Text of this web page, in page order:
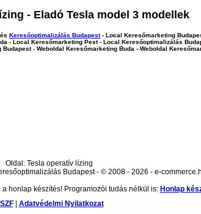
- Eladó Tesla model 3 modellek
Keresőoptimalizálás Budapest- Local Keresőmarketing
- Local Keresőmarketing Pest - Local Keresőoptimalizálás
- Weboldal Keresőmarketing Buda - Weboldal
Oldal: Tesla operatív lízing
Budapest - © 2008 - 2026 - e-
honlap készítés! Programozói tudás nélkül is: Honlap
| Adatvédelmi Nyilatkozat